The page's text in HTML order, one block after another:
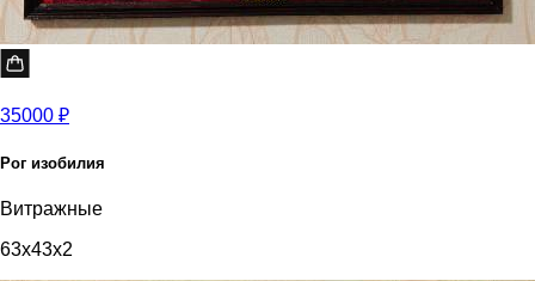
35000 ₽
Рог изобилия
Витражные
63x43x2